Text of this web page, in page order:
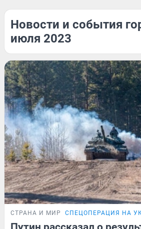
Новости и события
июля 2023
СТРАНА И МИР СПЕЦОПЕРАЦИЯ НА